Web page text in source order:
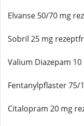
Elvanse 50/70 mg
Sobril 25 mg
Valium Diazepam
Fentanylpflaster 75/
Citalopram 20 mg